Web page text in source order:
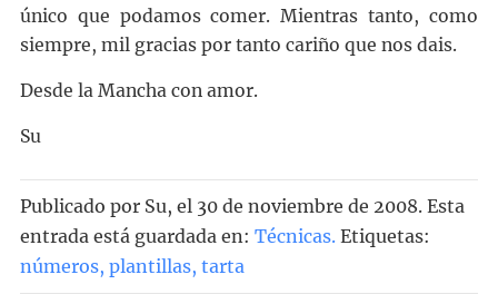
único que podamos comer. Mientras tanto, como
siempre, mil gracias por tanto cariño que nos dais.
Desde la Mancha con amor.
Su
Publicado por Su, el 30 de noviembre de 2008. Esta
entrada está guardada en: Técnicas. Etiquetas:
números, plantillas, tarta